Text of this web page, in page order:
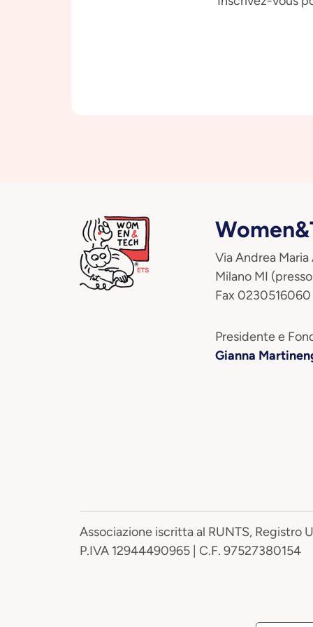
Via Andrea Maria
Milano MI
Fax 0230516060
Presidente e
Gianna
Associazione iscritta al RUNTS, Registro
P.IVA 12944490965 | C.F. 97527380154